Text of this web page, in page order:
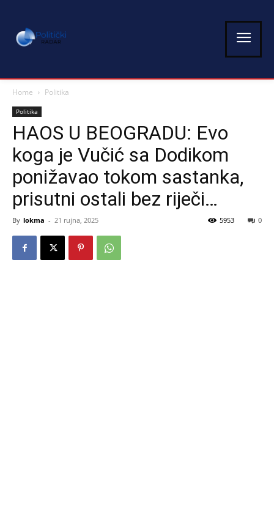
Home Politika
Politika
HAOS U BEOGRADU: Evo
koga je Vučić sa Dodikom
ponižavao tokom sastanka,
prisutni ostali bez riječi…
By lokma - 21 rujna, 2025 0
5953